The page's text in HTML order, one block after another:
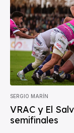
SERGIO MARÍN
VRAC y El
semifinales